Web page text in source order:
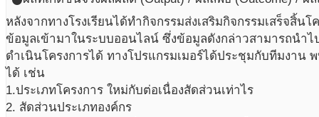
หลังจากทางโรงเรียนได้ทำกิจกรรมส่งเสริมกิจกรรมเสร็จสิ้น
ข้อมูลเข้ามาในระบบออนไลน์ ซึ่งข้อมูลดังกล่าวสามารถนำไ
ดำเนินโครงการได้ ทางโปรแกรมเมอร์ได้ประชุมกับทีมงาน
ได้ เช่น
1.ประเภทโครงการ ใหม่กับต่อเนื่องสัดส่วนเท่าไร
2. สัดส่วนประเภทองค์กร